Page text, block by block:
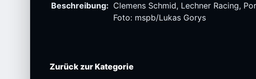
Beschreibung: Clemens Schmid, Lechner Racing,
Foto: mspb/Lukas Gorys
Zurück zur Kategorie